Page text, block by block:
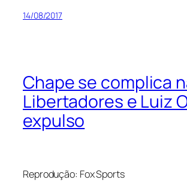
14/08/2017
Chape se complica
Libertadores e Luiz
expulso
Reprodução: Fox Sports